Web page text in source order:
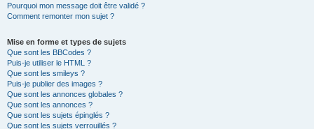
Pourquoi mon message doit être validé ?
Comment remonter mon sujet ?
Mise en forme et types de sujets
Que sont les BBCodes ?
Puis-je utiliser le HTML ?
Que sont les smileys ?
Puis-je publier des images ?
Que sont les annonces globales ?
Que sont les annonces ?
Que sont les sujets épinglés ?
Que sont les sujets verrouillés ?